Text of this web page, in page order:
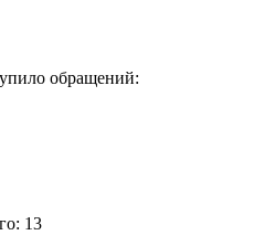
обращений:
13